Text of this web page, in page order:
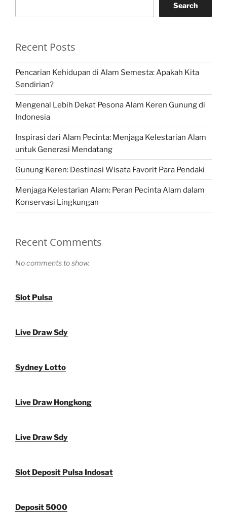
Search
Recent Posts
Pencarian Kehidupan di Alam Semesta: Apakah Kita
Sendirian?
Mengenal Lebih Dekat Pesona Alam Keren Gunung di
Indonesia
Inspirasi dari Alam Pecinta: Menjaga Kelestarian Alam
untuk Generasi Mendatang
Gunung Keren: Destinasi Wisata Favorit Para Pendaki
Menjaga Kelestarian Alam: Peran Pecinta Alam dalam
Konservasi Lingkungan
Recent Comments
No comments to show.
Slot Pulsa
Live Draw Sdy
Sydney Lotto
Live Draw Hongkong
Live Draw Sdy
Slot Deposit Pulsa Indosat
Deposit 5000